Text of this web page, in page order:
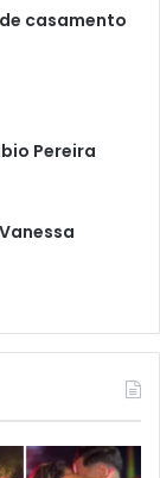
casamento
Pereira